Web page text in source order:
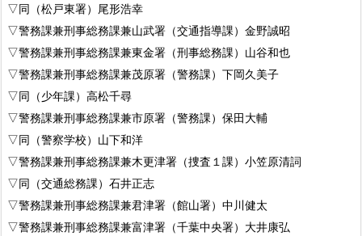
▽同（松戸東署）尾形浩幸
▽警務課兼刑事総務課兼山武署（交通指導課）金野誠昭
▽警務課兼刑事総務課兼東金署（刑事総務課）山谷和也
▽警務課兼刑事総務課兼茂原署（警務課）下岡久美子
▽同（少年課）高松千尋
▽警務課兼刑事総務課兼市原署（警務課）保田大輔
▽同（警察学校）山下和洋
▽警務課兼刑事総務課兼木更津署（捜査１課）小笠原清詞
▽同（交通総務課）石井正志
▽警務課兼刑事総務課兼君津署（館山署）中川健太
▽警務課兼刑事総務課兼富津署（千葉中央署）大井康弘